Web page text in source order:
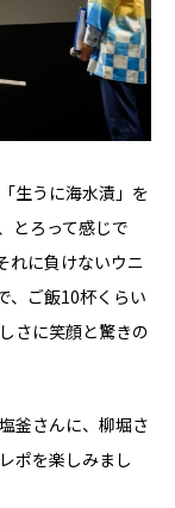
生うに海水漬」を
とろって感じで
れに負けないウニ
、ご飯10杯くらい
さに笑顔と驚きの
釜さんに、柳堀さ
ポを楽しみまし